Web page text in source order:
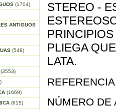
(1704)
ANTIGUOS
(548)
(3553)
(1669)
(615)
STEREO -
PLIEGA
LATA.
NÚMERO DE